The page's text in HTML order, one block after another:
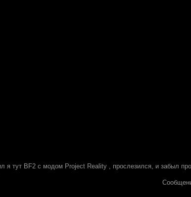
я тут BF2 с модом Project Reality , прослезился, и забыл